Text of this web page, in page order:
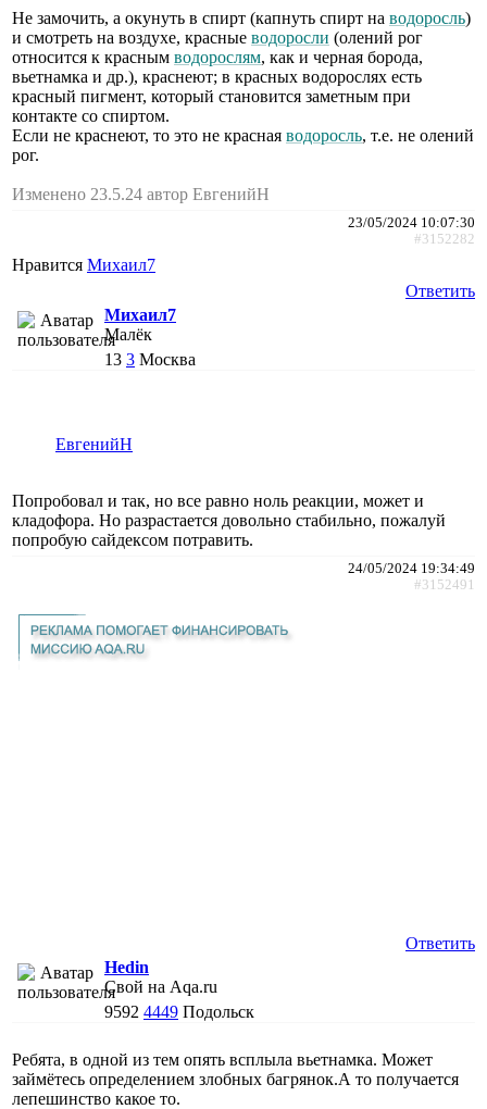
Не замочить, а окунуть в спирт (капнуть спирт на водоросль)
и смотреть на воздухе, красные водоросли (олений рог
относится к красным водорослям, как и черная борода,
вьетнамка и др.), краснеют; в красных водорослях есть
красный пигмент, который становится заметным при
контакте со спиртом.
Если не краснеют, то это не красная водоросль, т.е. не олений
рог.
Изменено 23.5.24 автор ЕвгенийН
23/05/2024 10:07:30
#3152282
Нравится Михаил7
Ответить
Михаил7
Малёк
13 3 Москва
ЕвгенийН
Попробовал и так, но все равно ноль реакции, может и
кладофора. Но разрастается довольно стабильно, пожалуй
попробую сайдексом потравить.
24/05/2024 19:34:49
#3152491
Ответить
Hedin
Свой на Aqa.ru
9592 4449 Подольск
Ребята, в одной из тем опять всплыла вьетнамка. Может
займётесь определением злобных багрянок.А то получается
лепешинство какое то.